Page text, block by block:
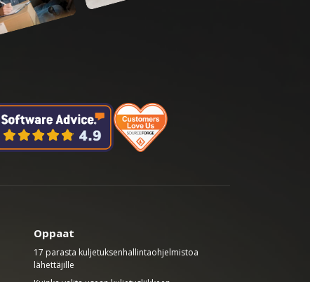
Oppaat
17 parasta kuljetuksenhallintaohjelmistoa
lähettäjille